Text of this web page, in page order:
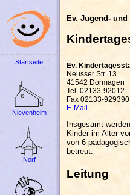
Ev. Jugend-
Startseite
Nievenheim
Norf
Ev.
Neusser Str. 13
41542 Dormagen
Tel. 02133-92012
Fax 02133-929390
E-Mail
Insgesamt
Kinder im Alter
von 6
betreut.
Leitung